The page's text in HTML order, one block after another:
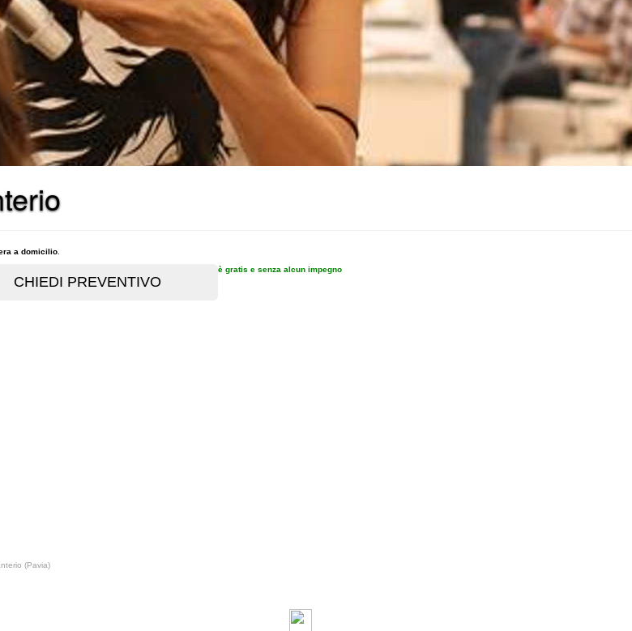
a domicilio
è gratis e senza alcun impegno
(Pavia)